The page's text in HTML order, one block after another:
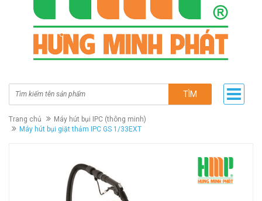
TÌM
Trang chủ
Máy hút bụi IPC (thông minh)
Máy hút bụi giặt thảm IPC GS 1/33EXT